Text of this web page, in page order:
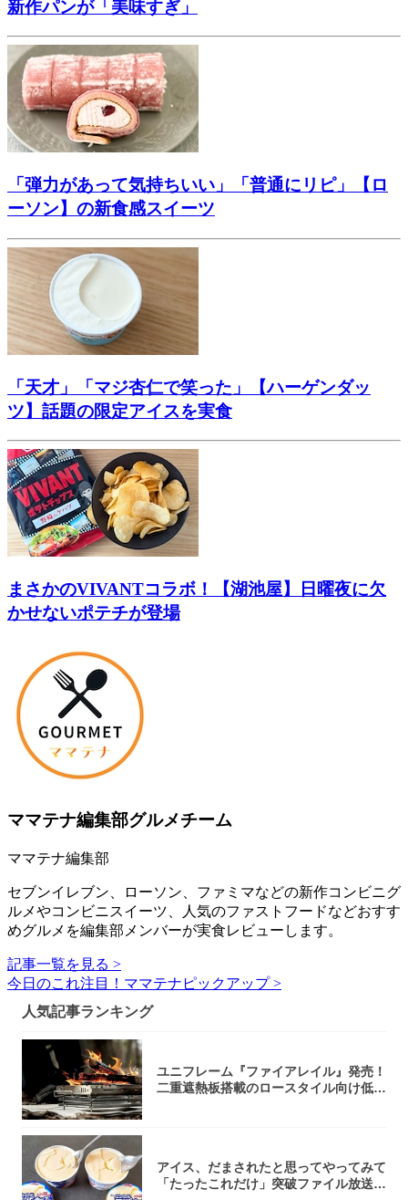
新作パンが「美味すぎ」
「弾力があって気持ちいい」「普通にリピ」【ロ
ーソン】の新食感スイーツ
「天才」「マジ杏仁で笑った」【ハーゲンダッ
ツ】話題の限定アイスを実食
まさかのVIVANTコラボ！【湖池屋】日曜夜に欠
かせないポテチが登場
ママテナ編集部グルメチーム
ママテナ編集部
セブンイレブン、ローソン、ファミマなどの新作コンビニグ
ルメやコンビニスイーツ、人気のファストフードなどおすす
めグルメを編集部メンバーが実食レビューします。
記事一覧を見る >
今日のこれ注目！ママテナピックアップ >
人気記事ランキング
ユニフレーム『ファイアレイル』発売！
二重遮熱板搭載のロースタイル向け低型
アイス、だまされたと思ってやってみて
「たったこれだけ」突破ファイル放送で